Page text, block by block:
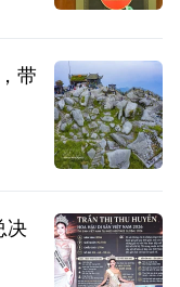
带
决